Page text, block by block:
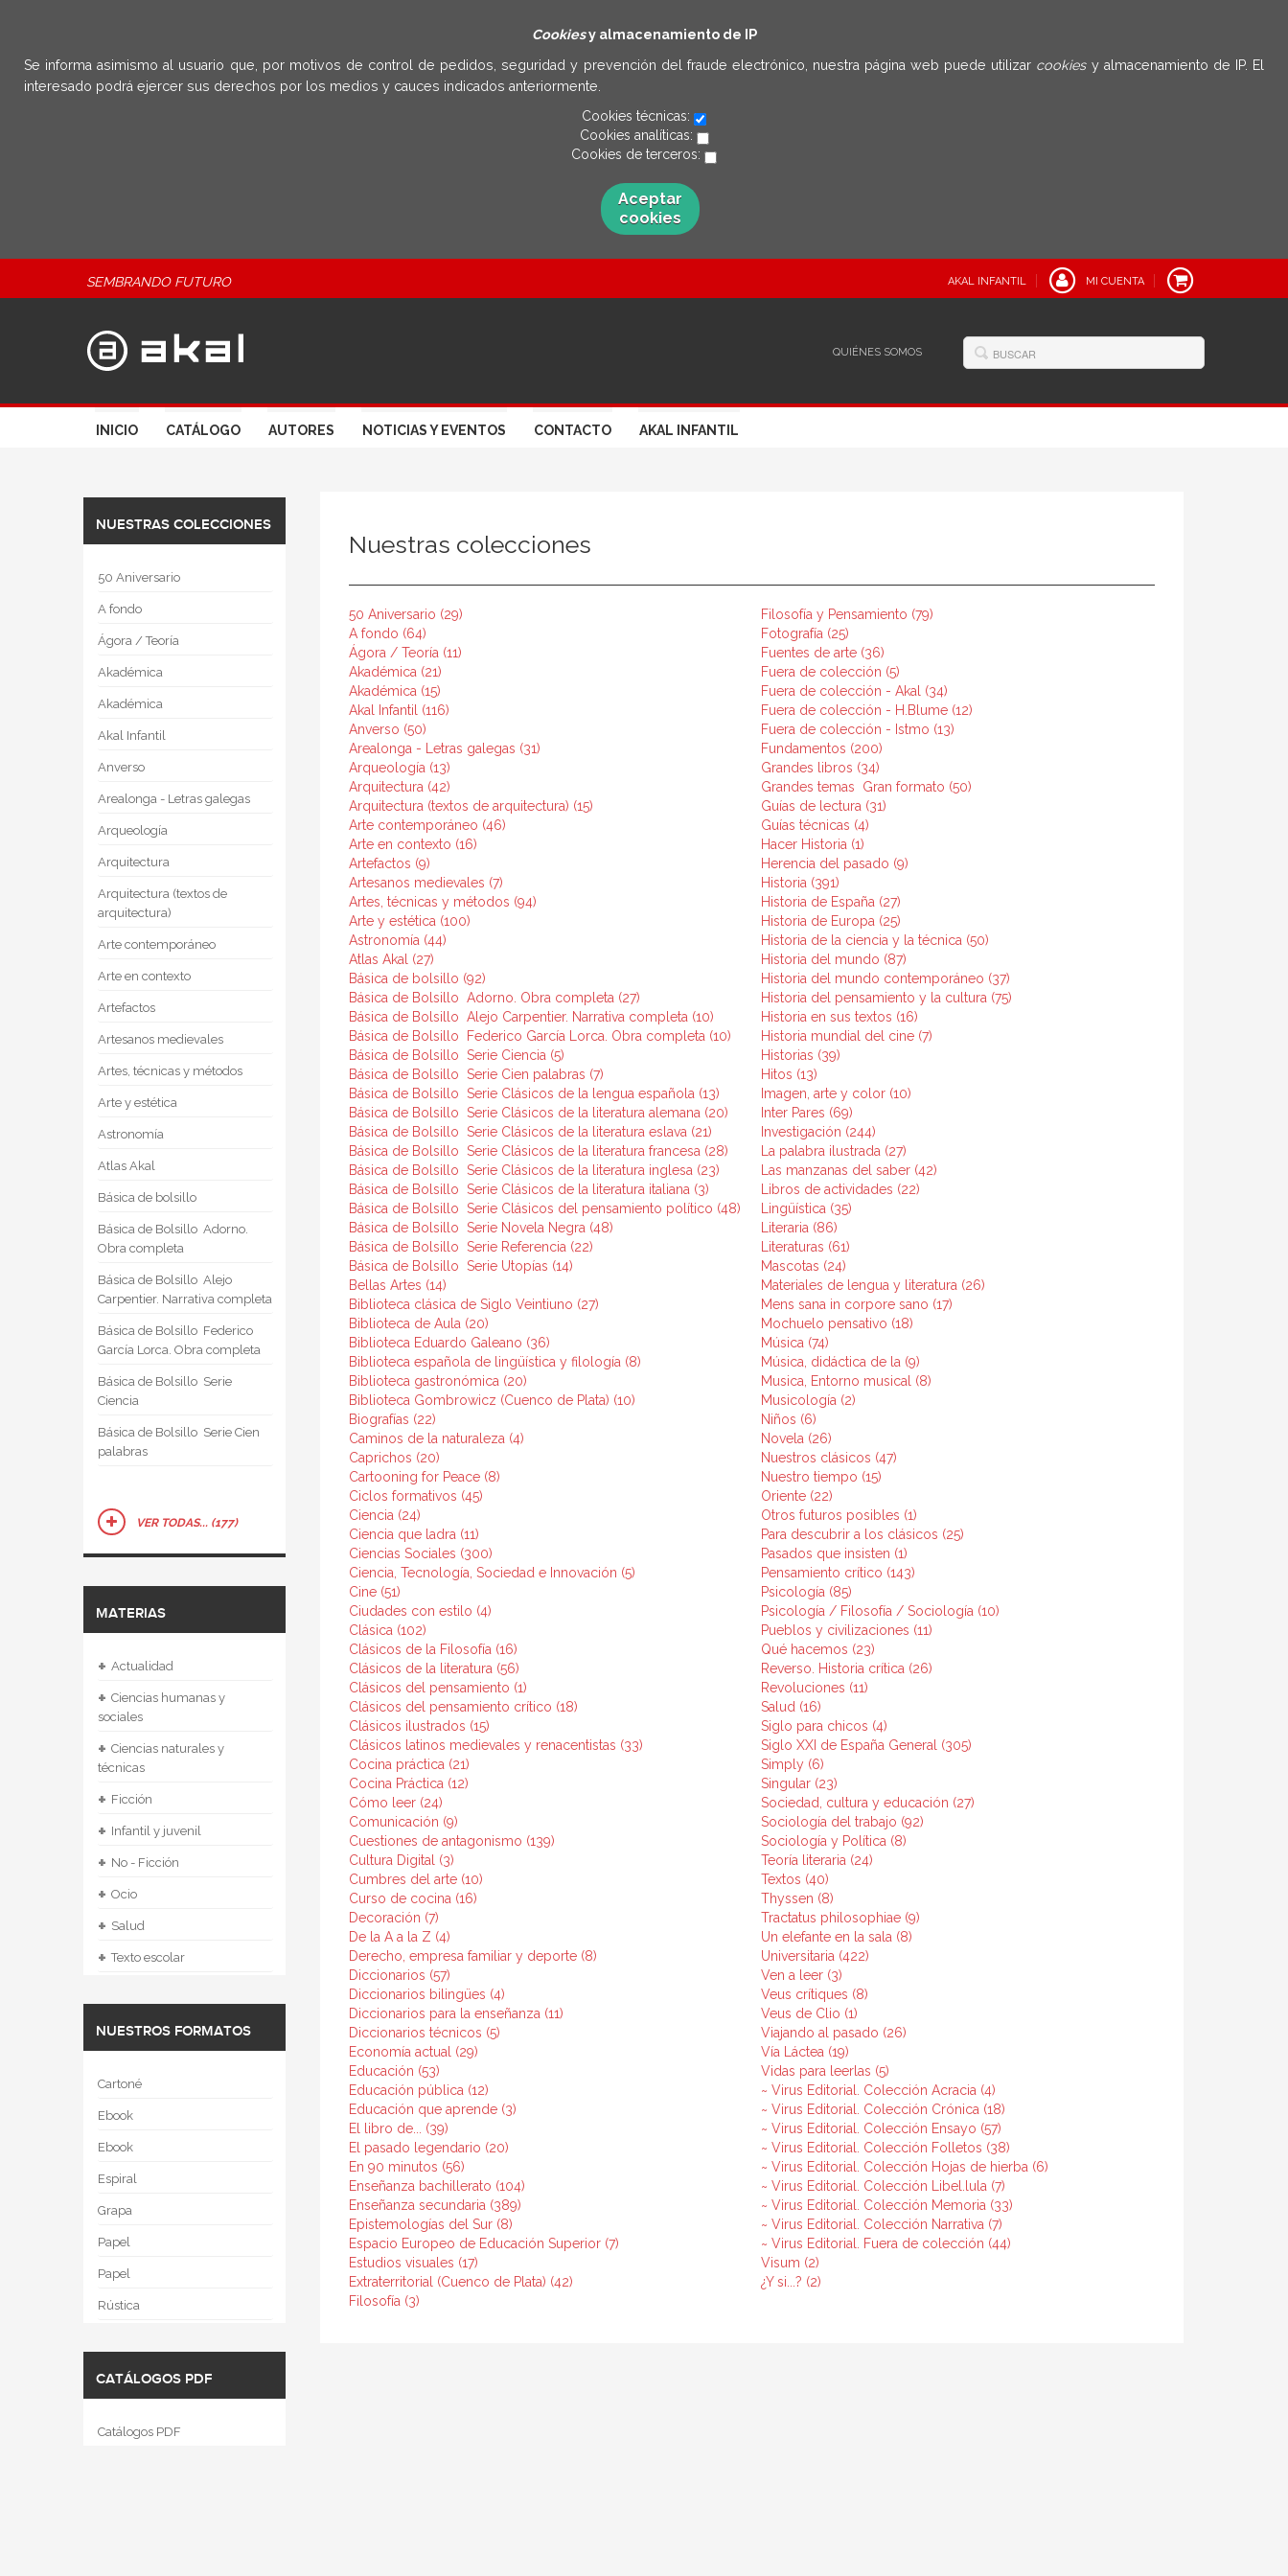
Cookiesy almacenamiento de IP
Se informa asimismo al usuario que, por motivos de control de pedidos, seguridad y prevención del fraude electrónico, nuestra página web puede utilizar cookies y almacenamiento de IP. El
interesado podrá ejercer sus derechos por los medios y cauces indicados anteriormente.
Cookies técnicas:
Cookies analíticas:
Cookies de terceros:
Aceptar
cookies
SEMBRANDO FUTURO AKAL INFANTIL MI CUENTA
QUIÉNES SOMOS
INICIO CATÁLOGO AUTORES NOTICIAS Y EVENTOS CONTACTO AKAL INFANTIL
NUESTRAS COLECCIONES
50 Aniversario
A fondo
Ágora / Teoría
Akadémica
Akadémica
Akal Infantil
Anverso
Arealonga - Letras galegas
Arqueología
Arquitectura
Arquitectura (textos de
arquitectura)
Arte contemporáneo
Arte en contexto
Artefactos
Artesanos medievales
Artes, técnicas y métodos
Arte y estética
Astronomía
Atlas Akal
Básica de bolsillo
Básica de Bolsillo  Adorno.
Obra completa
Básica de Bolsillo  Alejo
Carpentier. Narrativa completa
Básica de Bolsillo  Federico
García Lorca. Obra completa
Básica de Bolsillo  Serie
Ciencia
Básica de Bolsillo  Serie Cien
palabras
VER TODAS... (177)
MATERIAS
+ Actualidad
+ Ciencias humanas y
sociales
+ Ciencias naturales y
técnicas
+ Ficción
+ Infantil y juvenil
+ No - Ficción
+ Ocio
+ Salud
+ Texto escolar
NUESTROS FORMATOS
Cartoné
Ebook
Ebook
Espiral
Grapa
Papel
Papel
Rústica
CATÁLOGOS PDF
Catálogos PDF
Nuestras colecciones
50 Aniversario (29)
A fondo (64)
Ágora / Teoría (11)
Akadémica (21)
Akadémica (15)
Akal Infantil (116)
Anverso (50)
Arealonga - Letras galegas (31)
Arqueología (13)
Arquitectura (42)
Arquitectura (textos de arquitectura) (15)
Arte contemporáneo (46)
Arte en contexto (16)
Artefactos (9)
Artesanos medievales (7)
Artes, técnicas y métodos (94)
Arte y estética (100)
Astronomía (44)
Atlas Akal (27)
Básica de bolsillo (92)
Básica de Bolsillo  Adorno. Obra completa (27)
Básica de Bolsillo  Alejo Carpentier. Narrativa completa (10)
Básica de Bolsillo  Federico García Lorca. Obra completa (10)
Básica de Bolsillo  Serie Ciencia (5)
Básica de Bolsillo  Serie Cien palabras (7)
Básica de Bolsillo  Serie Clásicos de la lengua española (13)
Básica de Bolsillo  Serie Clásicos de la literatura alemana (20)
Básica de Bolsillo  Serie Clásicos de la literatura eslava (21)
Básica de Bolsillo  Serie Clásicos de la literatura francesa (28)
Básica de Bolsillo  Serie Clásicos de la literatura inglesa (23)
Básica de Bolsillo  Serie Clásicos de la literatura italiana (3)
Básica de Bolsillo  Serie Clásicos del pensamiento político (48)
Básica de Bolsillo  Serie Novela Negra (48)
Básica de Bolsillo  Serie Referencia (22)
Básica de Bolsillo  Serie Utopías (14)
Bellas Artes (14)
Biblioteca clásica de Siglo Veintiuno (27)
Biblioteca de Aula (20)
Biblioteca Eduardo Galeano (36)
Biblioteca española de lingüística y filología (8)
Biblioteca gastronómica (20)
Biblioteca Gombrowicz (Cuenco de Plata) (10)
Biografías (22)
Caminos de la naturaleza (4)
Caprichos (20)
Cartooning for Peace (8)
Ciclos formativos (45)
Ciencia (24)
Ciencia que ladra (11)
Ciencias Sociales (300)
Ciencia, Tecnología, Sociedad e Innovación (5)
Cine (51)
Ciudades con estilo (4)
Clásica (102)
Clásicos de la Filosofía (16)
Clásicos de la literatura (56)
Clásicos del pensamiento (1)
Clásicos del pensamiento crítico (18)
Clásicos ilustrados (15)
Clásicos latinos medievales y renacentistas (33)
Cocina práctica (21)
Cocina Práctica (12)
Cómo leer (24)
Comunicación (9)
Cuestiones de antagonismo (139)
Cultura Digital (3)
Cumbres del arte (10)
Curso de cocina (16)
Decoración (7)
De la A a la Z (4)
Derecho, empresa familiar y deporte (8)
Diccionarios (57)
Diccionarios bilingües (4)
Diccionarios para la enseñanza (11)
Diccionarios técnicos (5)
Economía actual (29)
Educación (53)
Educación pública (12)
Educación que aprende (3)
El libro de... (39)
El pasado legendario (20)
En 90 minutos (56)
Enseñanza bachillerato (104)
Enseñanza secundaria (389)
Epistemologías del Sur (8)
Espacio Europeo de Educación Superior (7)
Estudios visuales (17)
Extraterritorial (Cuenco de Plata) (42)
Filosofía (3)
Filosofía y Pensamiento (79)
Fotografía (25)
Fuentes de arte (36)
Fuera de colección (5)
Fuera de colección - Akal (34)
Fuera de colección - H.Blume (12)
Fuera de colección - Istmo (13)
Fundamentos (200)
Grandes libros (34)
Grandes temas  Gran formato (50)
Guías de lectura (31)
Guías técnicas (4)
Hacer Historia (1)
Herencia del pasado (9)
Historia (391)
Historia de España (27)
Historia de Europa (25)
Historia de la ciencia y la técnica (50)
Historia del mundo (87)
Historia del mundo contemporáneo (37)
Historia del pensamiento y la cultura (75)
Historia en sus textos (16)
Historia mundial del cine (7)
Historias (39)
Hitos (13)
Imagen, arte y color (10)
Inter Pares (69)
Investigación (244)
La palabra ilustrada (27)
Las manzanas del saber (42)
Libros de actividades (22)
Lingüística (35)
Literaria (86)
Literaturas (61)
Mascotas (24)
Materiales de lengua y literatura (26)
Mens sana in corpore sano (17)
Mochuelo pensativo (18)
Música (74)
Música, didáctica de la (9)
Musica, Entorno musical (8)
Musicología (2)
Niños (6)
Novela (26)
Nuestros clásicos (47)
Nuestro tiempo (15)
Oriente (22)
Otros futuros posibles (1)
Para descubrir a los clásicos (25)
Pasados que insisten (1)
Pensamiento crítico (143)
Psicología (85)
Psicología / Filosofía / Sociología (10)
Pueblos y civilizaciones (11)
Qué hacemos (23)
Reverso. Historia crítica (26)
Revoluciones (11)
Salud (16)
Siglo para chicos (4)
Siglo XXI de España General (305)
Simply (6)
Singular (23)
Sociedad, cultura y educación (27)
Sociología del trabajo (92)
Sociología y Política (8)
Teoría literaria (24)
Textos (40)
Thyssen (8)
Tractatus philosophiae (9)
Un elefante en la sala (8)
Universitaria (422)
Ven a leer (3)
Veus crítiques (8)
Veus de Clio (1)
Viajando al pasado (26)
Vía Láctea (19)
Vidas para leerlas (5)
~ Virus Editorial. Colección Acracia (4)
~ Virus Editorial. Colección Crónica (18)
~ Virus Editorial. Colección Ensayo (57)
~ Virus Editorial. Colección Folletos (38)
~ Virus Editorial. Colección Hojas de hierba (6)
~ Virus Editorial. Colección Libel.lula (7)
~ Virus Editorial. Colección Memoria (33)
~ Virus Editorial. Colección Narrativa (7)
~ Virus Editorial. Fuera de colección (44)
Visum (2)
¿Y si...? (2)